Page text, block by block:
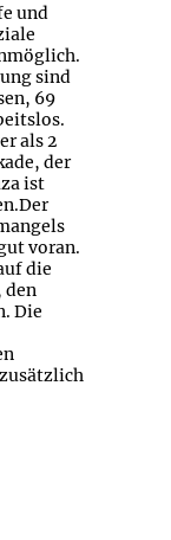
und
sind
69
als 2
der
ist
voran.
die
den
Die